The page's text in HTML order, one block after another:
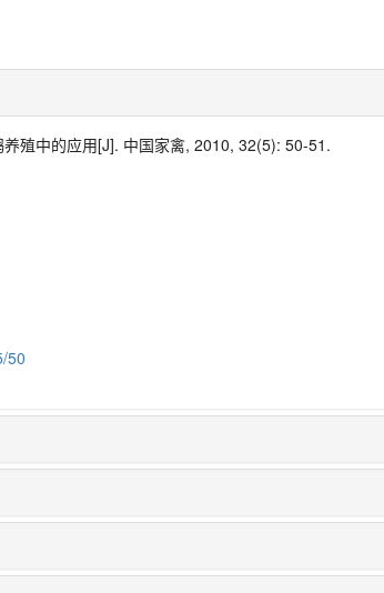
殖中的应用[J]. 中国家禽, 2010, 32(5): 50-51.
50